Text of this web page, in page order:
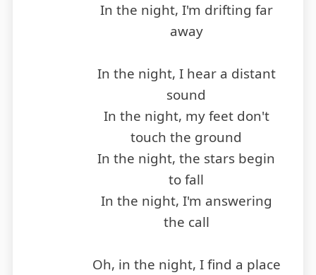
In the night, I'm drifting far
away
In the night, I hear a distant
sound
In the night, my feet don't
touch the ground
In the night, the stars begin
to fall
In the night, I'm answering
the call
Oh, in the night, I find a place